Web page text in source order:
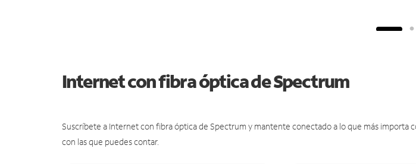
Internet con fibra óptica de Spectrum
Suscríbete a Internet con fibra óptica de Spectrum y mantente conectado a lo que más importa
con las que puedes contar.